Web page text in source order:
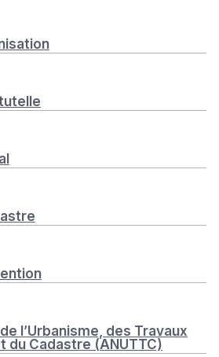
l’Urbanisme, des Travaux
du Cadastre (ANUTTC)